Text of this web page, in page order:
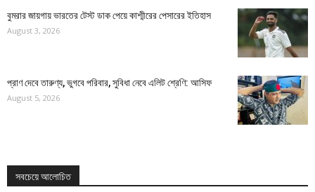
বুমরার জায়গায় ভারতের টেস্ট ডাক পেয়ে কাশ্মীরের পেসারের ইতিহাস
August 3, 2026
প্রাণ দেবে তারুণ্য, ভুগবে পরিবার, সুবিধা নেবে এলিট শ্রেণি: আসিফ
August 5, 2026
সবচেয়ে আলোচিত